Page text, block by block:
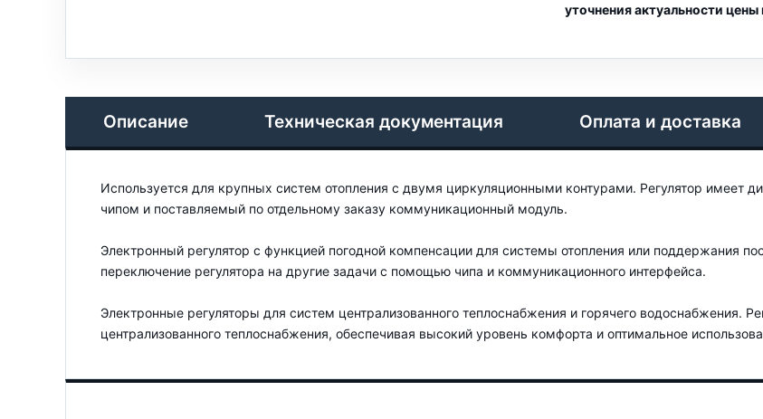
уточнения актуальности
Описание Техническая документация Оплата и доставка
Используется для крупных систем отопления с двумя циркуляционными контурами. Регулятор имеет
чипом и поставляемый по отдельному заказу коммуникационный модуль.
Электронный регулятор с функцией погодной компенсации для системы отопления или поддержания
переключение регулятора на другие задачи с помощью чипа и коммуникационного интерфейса.
Электронные регуляторы для систем централизованного теплоснабжения и горячего водоснабжения.
централизованного теплоснабжения, обеспечивая высокий уровень комфорта и оптимальное